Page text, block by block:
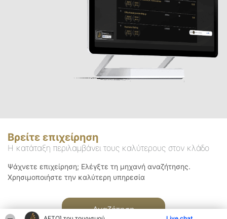
Βρείτε επιχείρηση
Η κατάταξη περιλαμβάνει τους καλύτερους στον κλάδο
Ψάχνετε επιχείρηση; Ελέγξτε τη μηχανή αναζήτησης.
Χρησιμοποιήστε την καλύτερη υπηρεσία
Αναζήτηση